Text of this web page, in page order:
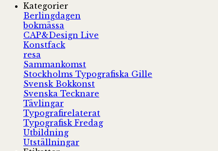
Kategorier
Berlingdagen
bokmässa
CAP&Design Live
Konstfack
resa
Sammankomst
Stockholms Typografiska Gille
Svensk Bokkonst
Svenska Tecknare
Tävlingar
Typografirelaterat
Typografisk Fredag
Utbildning
Utställningar